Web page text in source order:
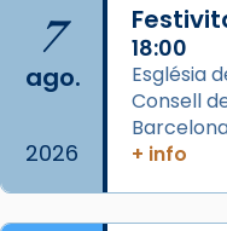
de Barcelona.
1 week ago
Aquest dilluns, 27
missa d’acció
comitè
7
ago.
2026
18:00
Església
Consell
+ info